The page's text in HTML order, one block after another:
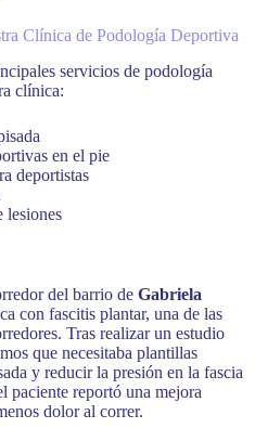
Clínica de Podología Deportiva
servicios de podología
clínica:
en el pie
deportistas
lesiones
del barrio de Gabriela
con fascitis plantar, una de las
Tras realizar un estudio
que necesitaba plantillas
y reducir la presión en la fascia
paciente reportó una mejora
dolor al correr.